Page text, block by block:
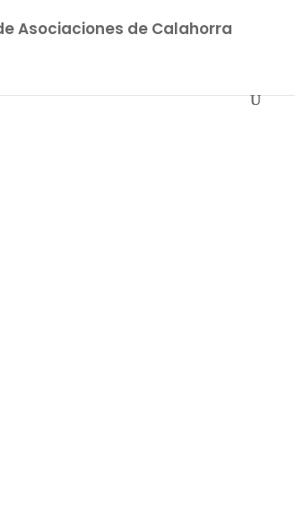
Asociaciones de Calahorra